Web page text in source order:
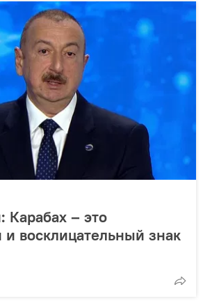
Карабах – это
восклицательный знак